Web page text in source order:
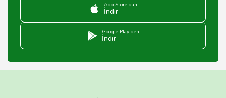
App Store'dan
İndir
Google Play'den
İndir